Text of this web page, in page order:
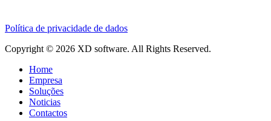
Política de privacidade de dados
Copyright © 2026 XD software. All Rights Reserved.
Home
Empresa
Soluções
Noticias
Contactos